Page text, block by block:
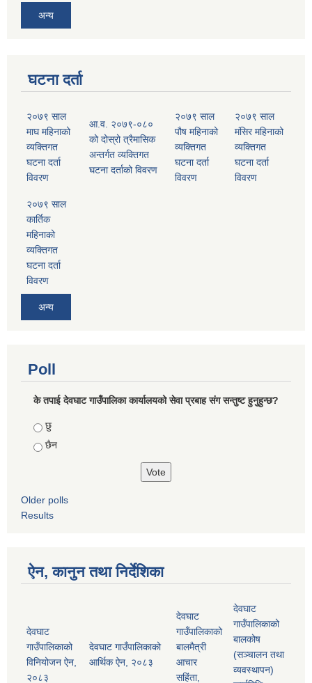
अन्य
घटना दर्ता
२०७९ साल
माघ महिनाको
व्यक्तिगत
घटना दर्ता
विवरण
आ.व. २०७९-०८०
को दोस्रो त्रैमासिक
अन्तर्गत व्यक्तिगत
घटना दर्ताको विवरण
२०७९ साल
पौष महिनाको
व्यक्तिगत
घटना दर्ता
विवरण
२०७९ साल
मंसिर महिनाको
व्यक्तिगत
घटना दर्ता
विवरण
२०७९ साल
कार्तिक
महिनाको
व्यक्तिगत
घटना दर्ता
विवरण
अन्य
Poll
के तपाई देवघाट गाउँपालिका कार्यालयको सेवा प्रबाह संग सन्तुष्ट हुनुहुन्छ?
Choices
छु
छैन
Older polls
Results
ऐन, कानुन तथा निर्देशिका
देवघाट
गाउँपालिकाको
विनियोजन ऐन,
२०८३
देवघाट गाउँपालिकाको
आर्थिक ऐन, २०८३
देवघाट
गाउँपालिकाको
बालमैत्री
आचार
सहिंता,
देवघाट
गाउँपालिकाको
बालकोष
(सञ्चालन तथा
व्यवस्थापन)